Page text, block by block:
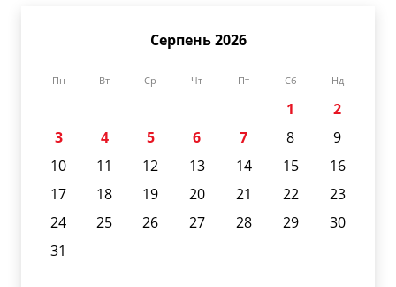
Серпень 2026
Пн Вт Ср Чт Пт Сб Нд
1
2
3
4 5 6 7 8
9
10
11 12 13 14 15
16
17
18 19 20 21 22
23
24
25 26 27 28 29
30
31